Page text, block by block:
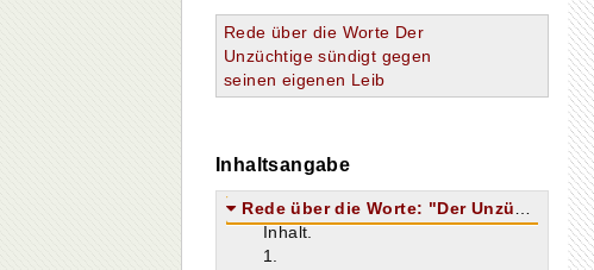
Rede über die Worte Der
Unzüchtige sündigt gegen
seinen eigenen Leib
Inhaltsangabe
Rede über die Worte: "Der Unzüchtige sündigt gegen seinen eigenen Leib."
Inhalt.
1.